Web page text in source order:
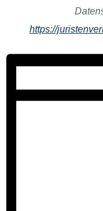
https://